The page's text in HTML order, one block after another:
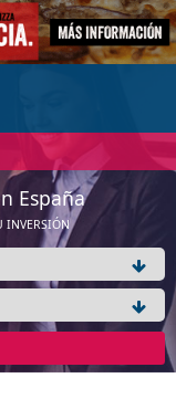
España
INVERSIÓN